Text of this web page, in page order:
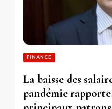
FINANCE
La baisse des
pandémie